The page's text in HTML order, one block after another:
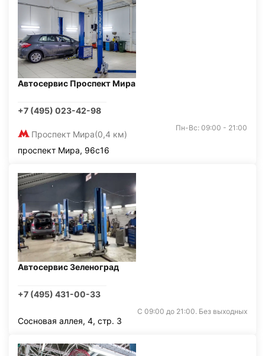
Автосервис Проспект Мира
+7 (495) 023-42-98
Проспект Мира(0,4 км)
Пн-Вс: 09:00 - 21:00
проспект Мира, 96с16
Автосервис Зеленоград
+7 (495) 431-00-33
С 09:00 до 21:00. Без выходных
Сосновая аллея, 4, стр. 3